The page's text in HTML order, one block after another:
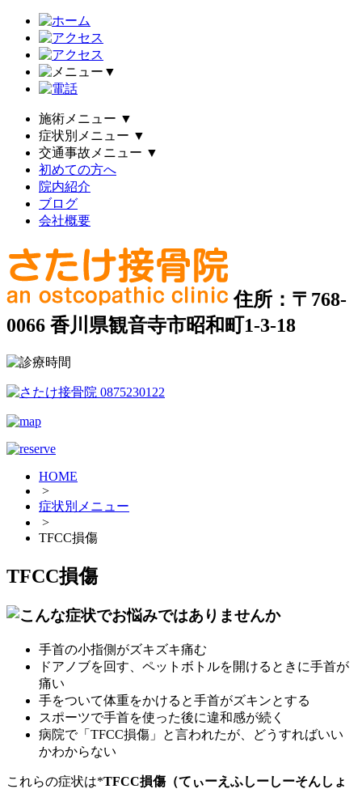
▼
施術メニュー ▼
症状別メニュー ▼
交通事故メニュー ▼
初めての方へ
院内紹介
ブログ
会社概要
住所：〒768-
0066 香川県観音寺市昭和町1-3-18
HOME
>
症状別メニュー
>
TFCC損傷
TFCC損傷
手首の小指側がズキズキ痛む
ドアノブを回す、ペットボトルを開けるときに手首が
痛い
手をついて体重をかけると手首がズキンとする
スポーツで手首を使った後に違和感が続く
病院で「TFCC損傷」と言われたが、どうすればいい
かわからない
これらの症状は*TFCC損傷（てぃーえふしーしーそんしょ